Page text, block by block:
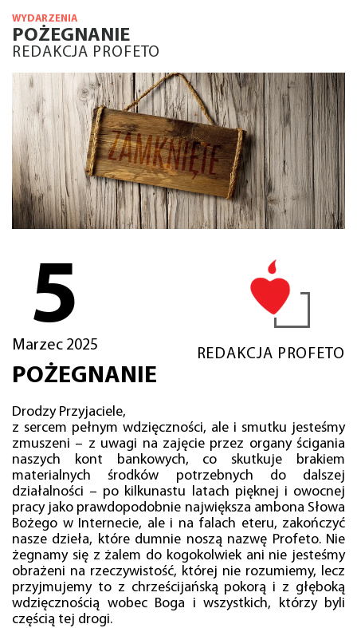
WYDARZENIA
POŻEGNANIE
REDAKCJA PROFETO
5
Marzec 2025
REDAKCJA PROFETO
POŻEGNANIE
Drodzy Przyjaciele,
z sercem pełnym wdzięczności, ale i smutku jesteśmy
zmuszeni – z uwagi na zajęcie przez organy ścigania
naszych kont bankowych, co skutkuje brakiem
materialnych środków potrzebnych do dalszej
działalności – po kilkunastu latach pięknej i owocnej
pracy jako prawdopodobnie największa ambona Słowa
Bożego w Internecie, ale i na falach eteru, zakończyć
nasze dzieła, które dumnie noszą nazwę Profeto. Nie
żegnamy się z żalem do kogokolwiek ani nie jesteśmy
obrażeni na rzeczywistość, której nie rozumiemy, lecz
przyjmujemy to z chrześcijańską pokorą i z głęboką
wdzięcznością wobec Boga i wszystkich, którzy byli
częścią tej drogi.